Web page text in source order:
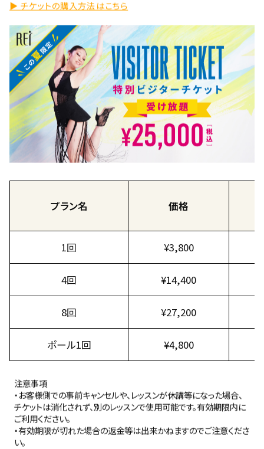
▶ チケットの購入方法はこちら
プラン名 価格
1回 ¥3,800
4回 ¥14,400
8回 ¥27,200
ポール1回 ¥4,800
注意事項
・お客様側での事前キャンセルや、レッスンが休講等になった場合、
チケットは消化されず、別のレッスンで使用可能です。有効期限内に
ご利用ください。
・有効期限が切れた場合の返金等は出来かねますのでご注意くださ
い。